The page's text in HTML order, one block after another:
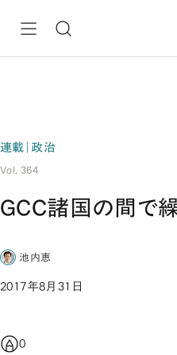
連載｜政治
Vol. 364
GCC諸国の間で繰
池内恵
2017年8月31日
0